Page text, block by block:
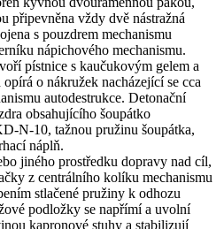
připevněna vždy dvě nástražná
s pouzdrem mechanismu
nápichového mechanismu.
pístnice s kaučukovým gelem a
o nákružek nacházející se cca
autodestrukce. Detonační
obsahujícího šoupátko
N-10, tažnou pružinu šoupátka,
náplň.
jiného prostředku dopravy nad cíl,
z centrálního kolíku mechanismu
stlačené pružiny k odhozu
podložky se napřímí a uvolní
kapronové stuhy a stabilizují